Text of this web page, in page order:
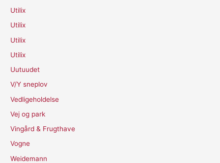
Utilix
Utilix
Utilix
Utilix
Uutuudet
V/Y sneplov
Vedligeholdelse
Vej og park
Vingård & Frugthave
Vogne
Weidemann